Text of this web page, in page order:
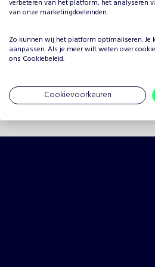
5 sterren
3 sterren
1 ster
verbeteren van het platform, het analyseren
van onze marketingdoeleinden.
Zo kunnen wij het platform optimaliseren. Je
aanpassen. Als je meer wilt weten over
ons Cookiebeleid.
Cookievoorkeuren